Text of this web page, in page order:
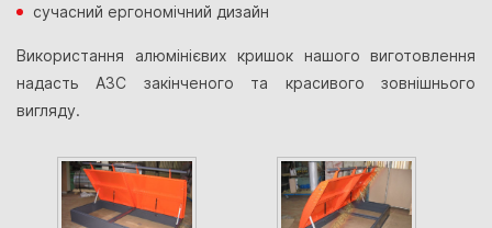
сучасний ергономічний дизайн
Використання алюмінієвих кришок нашого виготовлення
надасть АЗС закінченого та красивого зовнішнього
вигляду.